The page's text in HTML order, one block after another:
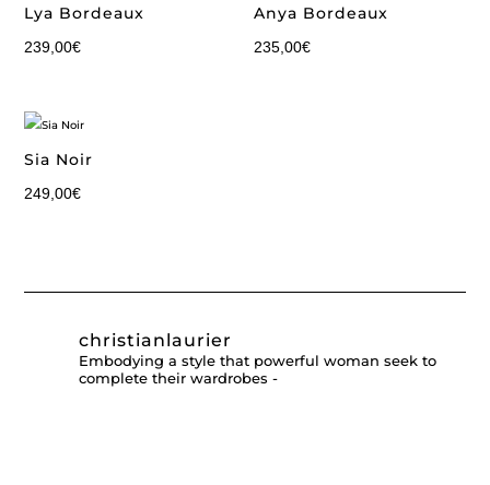
Lya Bordeaux
239,00€
Anya Bordeaux
235,00€
Sia Noir
249,00€
christianlaurier
Embodying a style that powerful woman seek to
complete their wardrobes -